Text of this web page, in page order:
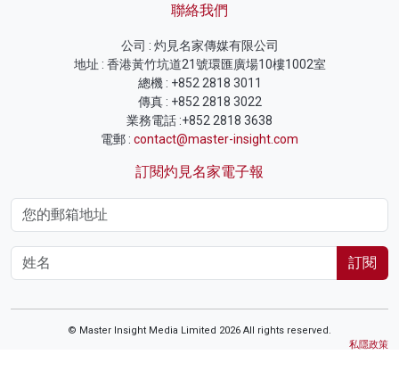
聯絡我們
公司 : 灼見名家傳媒有限公司
地址 : 香港黃竹坑道21號環匯廣場10樓1002室
總機 : +852 2818 3011
傳真 : +852 2818 3022
業務電話 :+852 2818 3638
電郵 : contact@master-insight.com
訂閱灼見名家電子報
訂閱
© Master Insight Media Limited 2026 All rights reserved.
私隱政策